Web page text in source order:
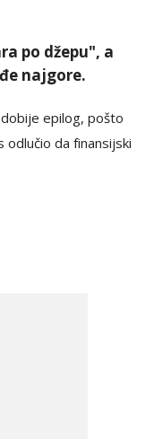
po džepu", a
najgore.
epilog, pošto
odlučio da finansijski